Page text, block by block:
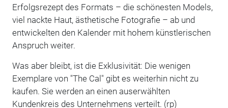
Erfolgsrezept des Formats – die schönesten Models,
viel nackte Haut, ästhetische Fotografie – ab und
entwickelten den Kalender mit hohem künstlerischen
Anspruch weiter.
Was aber bleibt, ist die Exklusivität: Die wenigen
Exemplare von "The Cal" gibt es weiterhin nicht zu
kaufen. Sie werden an einen auserwählten
Kundenkreis des Unternehmens verteilt. (rp)